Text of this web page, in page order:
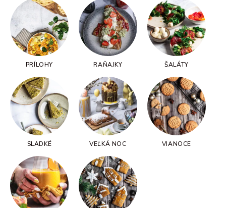
PRÍLOHY RAŇAJKY ŠALÁTY
SLADKÉ VEĽKÁ NOC VIANOCE